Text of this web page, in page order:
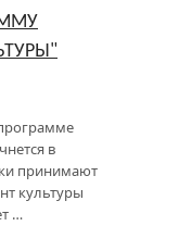
в
принимают
культуры
…